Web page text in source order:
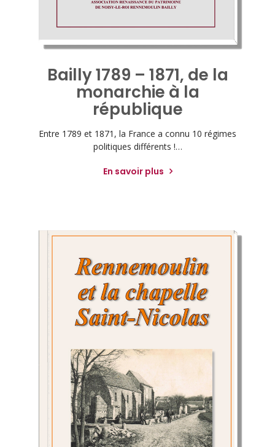
Bailly 1789 – 1871, de la
monarchie à la
république
Entre 1789 et 1871, la France a connu 10 régimes
politiques différents !…
En savoir plus